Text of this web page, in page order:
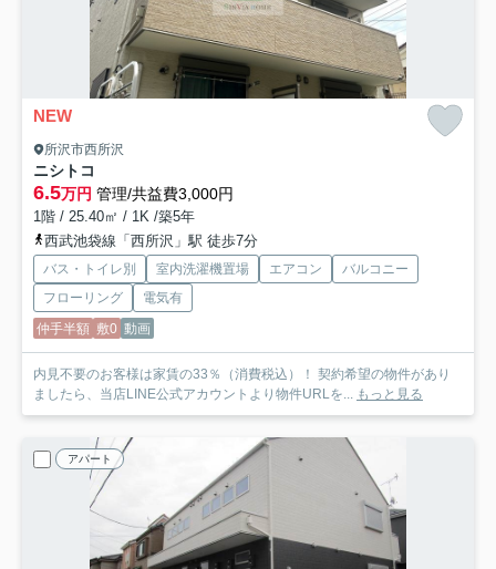
NEW
所沢市西所沢
ニシトコ
6.5万円 管理/共益費3,000円
1階 / 25.40㎡ / 1K /築5年
西武池袋線「西所沢」駅 徒歩7分
バス・トイレ別 室内洗濯機置場 エアコン
バルコニー
フローリング
電気有
仲手半額 敷0 動画
内見不要のお客様は家賃の33％（消費税込）！ 契約希望の物件があり
ましたら、当店LINE公式アカウントより物件URLを... もっと見る
アパート